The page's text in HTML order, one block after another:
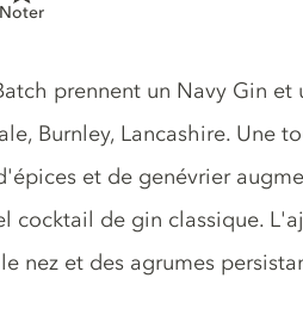
Noter
prennent un Navy Gin
Burnley, Lancashire. Une
et de genévrier
cocktail de gin classique.
nez et des agrumes